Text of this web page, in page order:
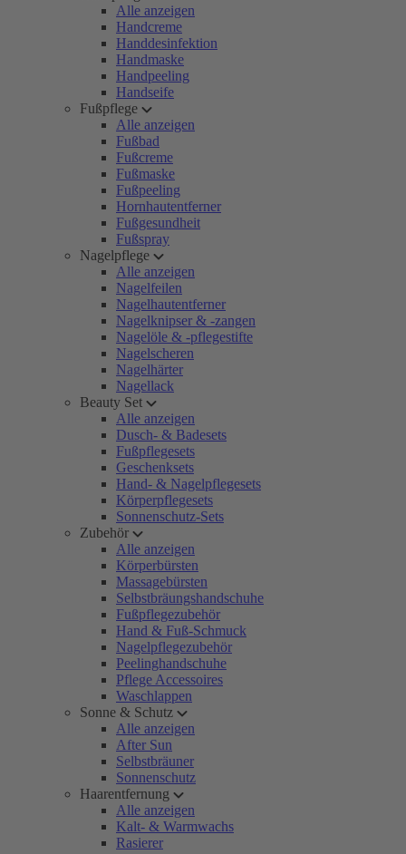
Alle anzeigen
Handcreme
Handdesinfektion
Handmaske
Handpeeling
Handseife
Fußpflege
Alle anzeigen
Fußbad
Fußcreme
Fußmaske
Fußpeeling
Hornhautentferner
Fußgesundheit
Fußspray
Nagelpflege
Alle anzeigen
Nagelfeilen
Nagelhautentferner
Nagelknipser & -zangen
Nagelöle & -pflegestifte
Nagelscheren
Nagelhärter
Nagellack
Beauty Set
Alle anzeigen
Dusch- & Badesets
Fußpflegesets
Geschenksets
Hand- & Nagelpflegesets
Körperpflegesets
Sonnenschutz-Sets
Zubehör
Alle anzeigen
Körperbürsten
Massagebürsten
Selbstbräungshandschuhe
Fußpflegezubehör
Hand & Fuß-Schmuck
Nagelpflegezubehör
Peelinghandschuhe
Pflege Accessoires
Waschlappen
Sonne & Schutz
Alle anzeigen
After Sun
Selbstbräuner
Sonnenschutz
Haarentfernung
Alle anzeigen
Kalt- & Warmwachs
Rasierer